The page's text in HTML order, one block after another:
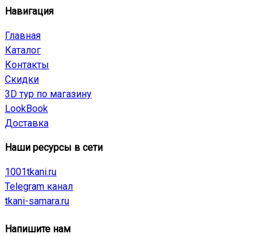
Навигация
Главная
Каталог
Контакты
Скидки
3D тур по магазину
LookBook
Доставка
Наши ресурсы в сети
1001tkani.ru
Telegram канал
tkani-samara.ru
Напишите нам